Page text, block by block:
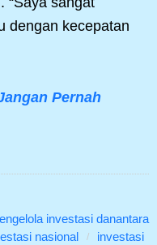
dengan kecepatan
Pernah
investasi danantara
nasional
investasi